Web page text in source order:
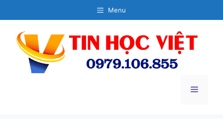
đến
dung
Menu
Menu